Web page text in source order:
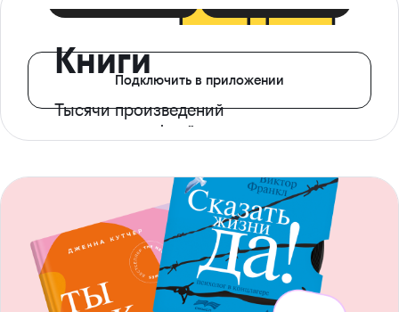
Книги
Тысячи произведений
с доступом офлайн
Подключить в приложении